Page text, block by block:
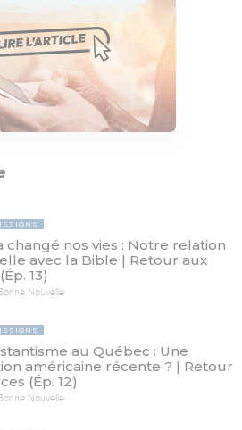
changé nos vies : Notre relation
avec la Bible | Retour aux
13)
Nouvelle
au Québec : Une
américaine récente ? | Retour
(Ép. 12)
Nouvelle